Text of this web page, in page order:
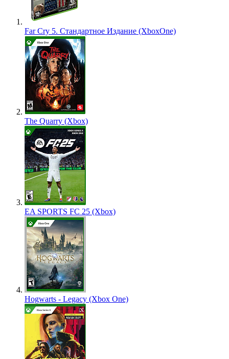
Far Cry 5. Стандартное Издание (XboxOne)
The Quarry (Xbox)
EA SPORTS FC 25 (Xbox)
Hogwarts - Legacy (Xbox One)